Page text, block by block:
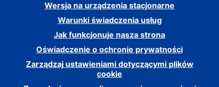
Wersja na urządzenia stacjonarne
Warunki świadczenia usług
Jak funkcjonuje nasza strona
Oświadczenie o ochronie prywatności
Zarządzaj ustawieniami dotyczącymi plików
cookie